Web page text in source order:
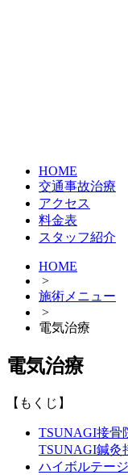
HOME
交通事故治療
アクセス
料金表
スタッフ紹介
HOME
>
施術メニュー
>
電気治療
電気治療
【もくじ】
TSUNAGI接骨
TSUNAGI鍼灸
ハイボルテー